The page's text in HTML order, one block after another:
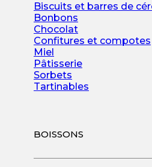
Biscuits et barres de
Bonbons
Chocolat
Confitures et compotes
Miel
Pâtisserie
Sorbets
Tartinables
BOISSONS